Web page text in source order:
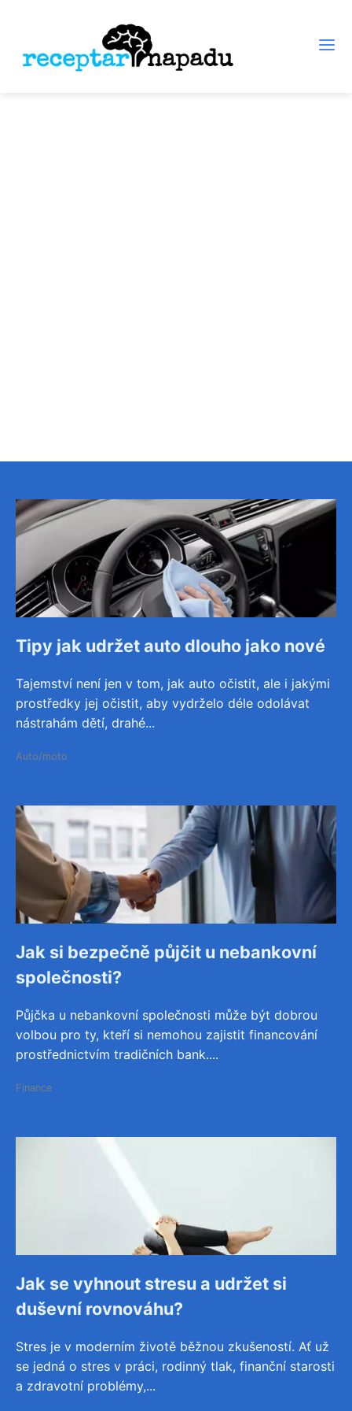
Tipy jak udržet auto dlouho jako nové
Tajemství není jen v tom, jak auto očistit, ale i jakými
prostředky jej očistit, aby vydrželo déle odolávat
nástrahám dětí, drahé...
Auto/moto
Jak si bezpečně půjčit u nebankovní
společnosti?
Půjčka u nebankovní společnosti může být dobrou
volbou pro ty, kteří si nemohou zajistit financování
prostřednictvím tradičních bank....
Finance
Jak se vyhnout stresu a udržet si
duševní rovnováhu?
Stres je v moderním životě běžnou zkušeností. Ať už
se jedná o stres v práci, rodinný tlak, finanční starosti
a zdravotní problémy,...